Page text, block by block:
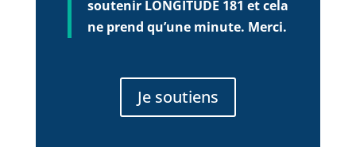
soutenir LONGITUDE 181 et cela
ne prend qu’une minute. Merci.
Je soutiens